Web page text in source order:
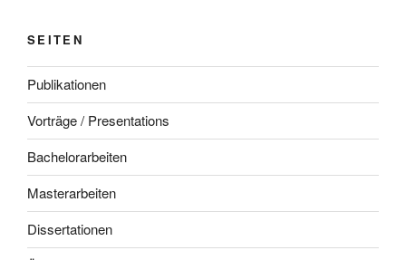
SEITEN
Publikationen
Vorträge / Presentations
Bachelorarbeiten
Masterarbeiten
Dissertationen